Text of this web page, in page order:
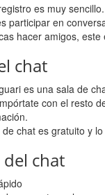
es muy
participar en
hacer amigos, este
chat
es una sala de
con el resto
chat es gratuito y
chat